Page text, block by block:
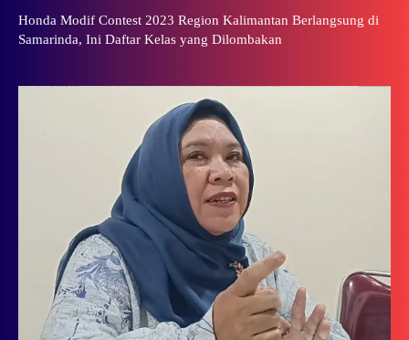
Honda Modif Contest 2023 Region Kalimantan Berlangsung di
Samarinda, Ini Daftar Kelas yang Dilombakan